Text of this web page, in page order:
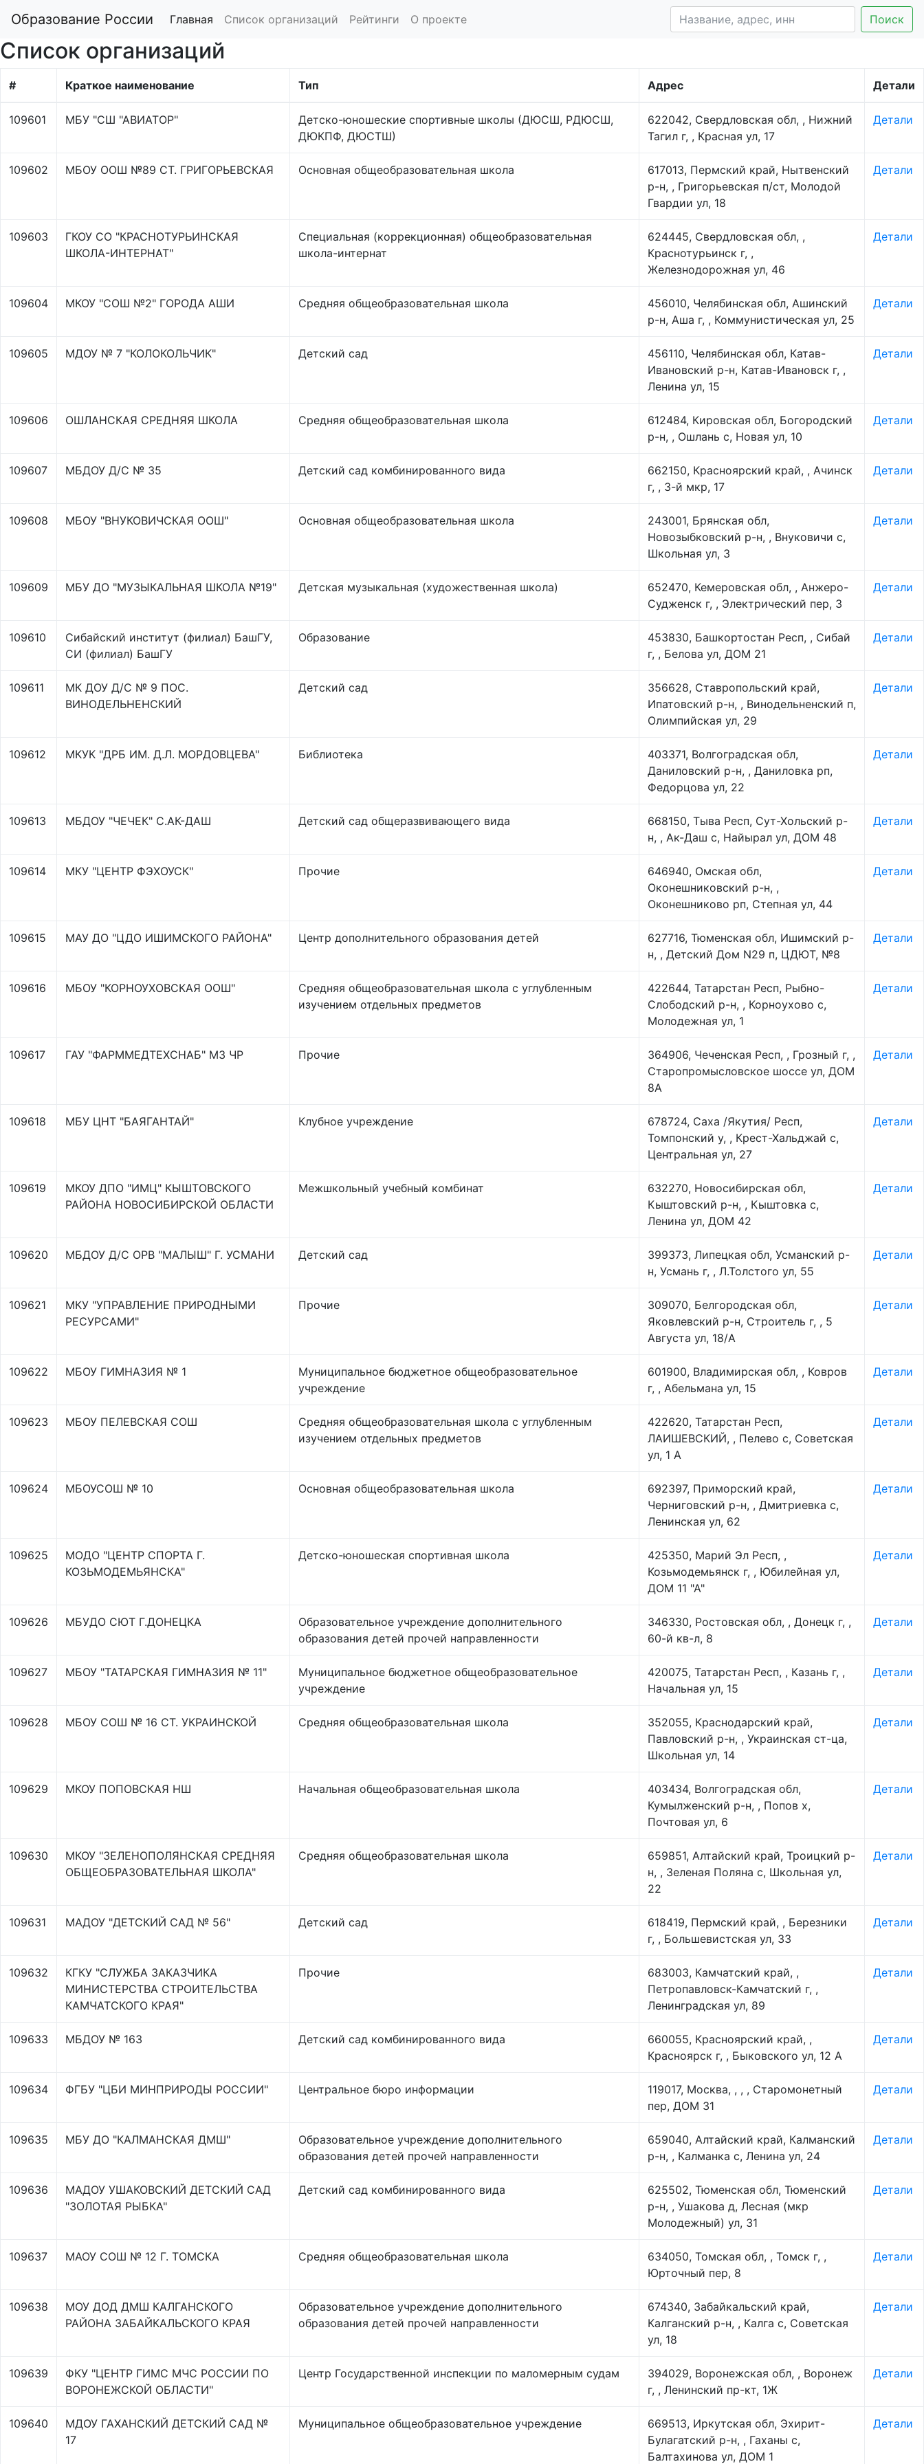
Образование России Главная Список организаций Рейтинги О проекте Поиск
Список организаций
# Краткое наименование Тип Адрес Детали
109601 МБУ "СШ "АВИАТОР"
Детско-юношеские спортивные школы (ДЮСШ, РДЮСШ,
ДЮКПФ, ДЮСТШ)
622042, Свердловская обл, , Нижний
Тагил г, , Красная ул, 17
Детали
109602 МБОУ ООШ №89 СТ. ГРИГОРЬЕВСКАЯ Основная общеобразовательная школа
617013, Пермский край, Нытвенский
р-н, , Григорьевская п/ст, Молодой
Гвардии ул, 18
Детали
109603
ГКОУ СО "КРАСНОТУРЬИНСКАЯ
ШКОЛА-ИНТЕРНАТ"
Специальная (коррекционная) общеобразовательная
школа-интернат
624445, Свердловская обл, ,
Краснотурьинск г, ,
Железнодорожная ул, 46
Детали
109604 МКОУ "СОШ №2" ГОРОДА АШИ Средняя общеобразовательная школа
456010, Челябинская обл, Ашинский
р-н, Аша г, , Коммунистическая ул, 25
Детали
109605 МДОУ № 7 "КОЛОКОЛЬЧИК" Детский сад
456110, Челябинская обл, Катав-
Ивановский р-н, Катав-Ивановск г, ,
Ленина ул, 15
Детали
109606 ОШЛАНСКАЯ СРЕДНЯЯ ШКОЛА Средняя общеобразовательная школа
612484, Кировская обл, Богородский
р-н, , Ошлань с, Новая ул, 10
Детали
109607 МБДОУ Д/С № 35 Детский сад комбинированного вида
662150, Красноярский край, , Ачинск
г, , 3-й мкр, 17
Детали
109608 МБОУ "ВНУКОВИЧСКАЯ ООШ" Основная общеобразовательная школа
243001, Брянская обл,
Новозыбковский р-н, , Внуковичи с,
Школьная ул, 3
Детали
109609 МБУ ДО "МУЗЫКАЛЬНАЯ ШКОЛА №19" Детская музыкальная (художественная школа)
652470, Кемеровская обл, , Анжеро-
Судженск г, , Электрический пер, 3
Детали
109610
Сибайский институт (филиал) БашГУ,
СИ (филиал) БашГУ
Образование
453830, Башкортостан Респ, , Сибай
г, , Белова ул, ДОМ 21
Детали
109611
МК ДОУ Д/С № 9 ПОС.
ВИНОДЕЛЬНЕНСКИЙ
Детский сад
356628, Ставропольский край,
Ипатовский р-н, , Винодельненский п,
Олимпийская ул, 29
Детали
109612 МКУК "ДРБ ИМ. Д.Л. МОРДОВЦЕВА" Библиотека
403371, Волгоградская обл,
Даниловский р-н, , Даниловка рп,
Федорцова ул, 22
Детали
109613 МБДОУ "ЧЕЧЕК" С.АК-ДАШ Детский сад общеразвивающего вида
668150, Тыва Респ, Сут-Хольский р-
н, , Ак-Даш с, Найырал ул, ДОМ 48
Детали
109614 МКУ "ЦЕНТР ФЭХОУСК" Прочие
646940, Омская обл,
Оконешниковский р-н, ,
Оконешниково рп, Степная ул, 44
Детали
109615 МАУ ДО "ЦДО ИШИМСКОГО РАЙОНА" Центр дополнительного образования детей
627716, Тюменская обл, Ишимский р-
н, , Детский Дом N29 п, ЦДЮТ, №8
Детали
109616 МБОУ "КОРНОУХОВСКАЯ ООШ"
Средняя общеобразовательная школа с углубленным
изучением отдельных предметов
422644, Татарстан Респ, Рыбно-
Слободский р-н, , Корноухово с,
Молодежная ул, 1
Детали
109617 ГАУ "ФАРММЕДТЕХСНАБ" МЗ ЧР Прочие
364906, Чеченская Респ, , Грозный г, ,
Старопромысловское шоссе ул, ДОМ
8А
Детали
109618 МБУ ЦНТ "БАЯГАНТАЙ" Клубное учреждение
678724, Саха /Якутия/ Респ,
Томпонский у, , Крест-Хальджай с,
Центральная ул, 27
Детали
109619
МКОУ ДПО "ИМЦ" КЫШТОВСКОГО
РАЙОНА НОВОСИБИРСКОЙ ОБЛАСТИ
Межшкольный учебный комбинат
632270, Новосибирская обл,
Кыштовский р-н, , Кыштовка с,
Ленина ул, ДОМ 42
Детали
109620 МБДОУ Д/С ОРВ "МАЛЫШ" Г. УСМАНИ Детский сад
399373, Липецкая обл, Усманский р-
н, Усмань г, , Л.Толстого ул, 55
Детали
109621
МКУ "УПРАВЛЕНИЕ ПРИРОДНЫМИ
РЕСУРСАМИ"
Прочие
309070, Белгородская обл,
Яковлевский р-н, Строитель г, , 5
Августа ул, 18/А
Детали
109622 МБОУ ГИМНАЗИЯ № 1
Муниципальное бюджетное общеобразовательное
учреждение
601900, Владимирская обл, , Ковров
г, , Абельмана ул, 15
Детали
109623 МБОУ ПЕЛЕВСКАЯ СОШ
Средняя общеобразовательная школа с углубленным
изучением отдельных предметов
422620, Татарстан Респ,
ЛАИШЕВСКИЙ, , Пелево с, Советская
ул, 1 А
Детали
109624 МБОУСОШ № 10 Основная общеобразовательная школа
692397, Приморский край,
Черниговский р-н, , Дмитриевка с,
Ленинская ул, 62
Детали
109625
МОДО "ЦЕНТР СПОРТА Г.
КОЗЬМОДЕМЬЯНСКА"
Детско-юношеская спортивная школа
425350, Марий Эл Респ, ,
Козьмодемьянск г, , Юбилейная ул,
ДОМ 11 "А"
Детали
109626 МБУДО СЮТ Г.ДОНЕЦКА
Образовательное учреждение дополнительного
образования детей прочей направленности
346330, Ростовская обл, , Донецк г, ,
60-й кв-л, 8
Детали
109627 МБОУ "ТАТАРСКАЯ ГИМНАЗИЯ № 11"
Муниципальное бюджетное общеобразовательное
учреждение
420075, Татарстан Респ, , Казань г, ,
Начальная ул, 15
Детали
109628 МБОУ СОШ № 16 СТ. УКРАИНСКОЙ Средняя общеобразовательная школа
352055, Краснодарский край,
Павловский р-н, , Украинская ст-ца,
Школьная ул, 14
Детали
109629 МКОУ ПОПОВСКАЯ НШ Начальная общеобразовательная школа
403434, Волгоградская обл,
Кумылженский р-н, , Попов х,
Почтовая ул, 6
Детали
109630
МКОУ "ЗЕЛЕНОПОЛЯНСКАЯ СРЕДНЯЯ
ОБЩЕОБРАЗОВАТЕЛЬНАЯ ШКОЛА"
Средняя общеобразовательная школа
659851, Алтайский край, Троицкий р-
н, , Зеленая Поляна с, Школьная ул,
22
Детали
109631 МАДОУ "ДЕТСКИЙ САД № 56" Детский сад
618419, Пермский край, , Березники
г, , Большевистская ул, 33
Детали
109632
КГКУ "СЛУЖБА ЗАКАЗЧИКА
МИНИСТЕРСТВА СТРОИТЕЛЬСТВА
КАМЧАТСКОГО КРАЯ"
Прочие
683003, Камчатский край, ,
Петропавловск-Камчатский г, ,
Ленинградская ул, 89
Детали
109633 МБДОУ № 163 Детский сад комбинированного вида
660055, Красноярский край, ,
Красноярск г, , Быковского ул, 12 А
Детали
109634 ФГБУ "ЦБИ МИНПРИРОДЫ РОССИИ" Центральное бюро информации
119017, Москва, , , , Старомонетный
пер, ДОМ 31
Детали
109635 МБУ ДО "КАЛМАНСКАЯ ДМШ"
Образовательное учреждение дополнительного
образования детей прочей направленности
659040, Алтайский край, Калманский
р-н, , Калманка с, Ленина ул, 24
Детали
109636
МАДОУ УШАКОВСКИЙ ДЕТСКИЙ САД
"ЗОЛОТАЯ РЫБКА"
Детский сад комбинированного вида
625502, Тюменская обл, Тюменский
р-н, , Ушакова д, Лесная (мкр
Молодежный) ул, 31
Детали
109637 МАОУ СОШ № 12 Г. ТОМСКА Средняя общеобразовательная школа
634050, Томская обл, , Томск г, ,
Юрточный пер, 8
Детали
109638
МОУ ДОД ДМШ КАЛГАНСКОГО
РАЙОНА ЗАБАЙКАЛЬСКОГО КРАЯ
Образовательное учреждение дополнительного
образования детей прочей направленности
674340, Забайкальский край,
Калганский р-н, , Калга с, Советская
ул, 18
Детали
109639
ФКУ "ЦЕНТР ГИМС МЧС РОССИИ ПО
ВОРОНЕЖСКОЙ ОБЛАСТИ"
Центр Государственной инспекции по маломерным судам
394029, Воронежская обл, , Воронеж
г, , Ленинский пр-кт, 1Ж
Детали
109640
МДОУ ГАХАНСКИЙ ДЕТСКИЙ САД №
17
Муниципальное общеобразовательное учреждение
669513, Иркутская обл, Эхирит-
Булагатский р-н, , Гаханы с,
Балтахинова ул, ДОМ 1
Детали